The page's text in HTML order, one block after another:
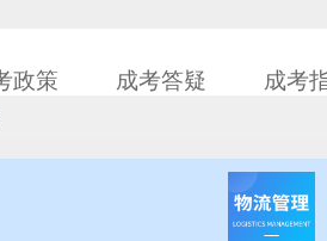
政策 成考答疑 成考